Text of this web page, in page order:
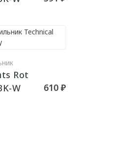
Rot
W
610 ₽